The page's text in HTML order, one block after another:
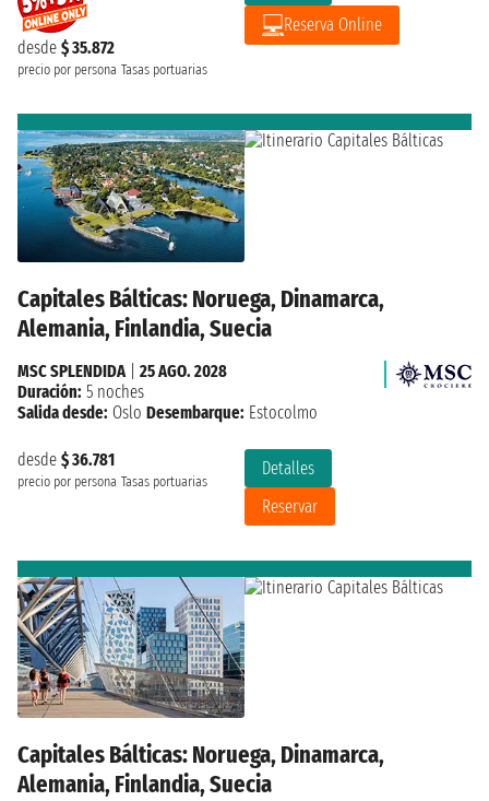
desde $ 35.872
precio por persona Tasas portuarias
Reserva Online
Capitales Bálticas: Noruega, Dinamarca,
Alemania, Finlandia, Suecia
desde $ 36.781
precio por persona Tasas portuarias
Detalles
Reservar
MSC SPLENDIDA
25 AGO. 2028
Duración: 5 noches
Salida desde: Oslo Desembarque: Estocolmo
Capitales Bálticas: Noruega, Dinamarca,
Alemania, Finlandia, Suecia